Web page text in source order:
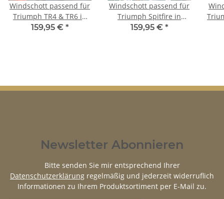
Windschott passend für
Triumph TR4 & TR6 in
schwarz
159,95 € *
Windschott passend für
Triumph Spitfire in
schwarz
159,95 € *
Newsletter Abonnieren
Bitte senden Sie mir entsprechend Ihrer
Datenschutzerklärung regelmäßig und jederzeit widerruflich
Informationen zu Ihrem Produktsortiment per E-Mail zu.